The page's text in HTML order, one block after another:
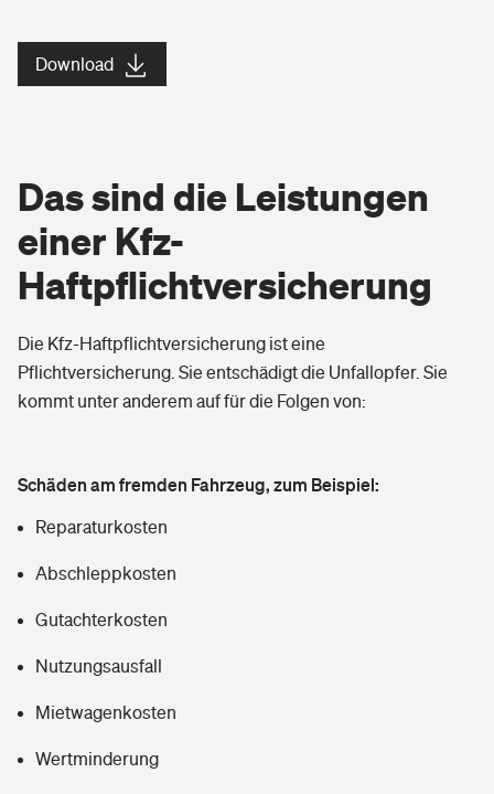
Download
Das sind die Leistungen
einer Kfz-
Haftpflichtversicherung
Die Kfz-Haftpflichtversicherung ist eine
Pflichtversicherung. Sie entschädigt die Unfallopfer. Sie
kommt unter anderem auf für die Folgen von:
Schäden am fremden Fahrzeug, zum Beispiel:
Reparaturkosten
Abschleppkosten
Gutachterkosten
Nutzungsausfall
Mietwagenkosten
Wertminderung